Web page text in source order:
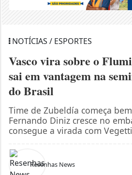
NOTÍCIAS / ESPORTES
Vasco vira sobre o
sai em vantagem na
do Brasil
Time de Zubeldía começa
Fernando Diniz cresce no
consegue a virada com Vegetti
Resenhas News